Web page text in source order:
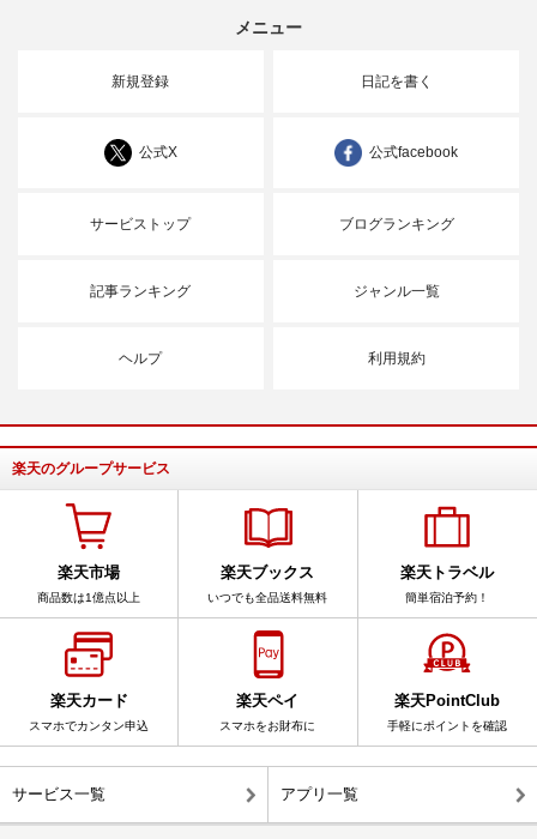
メニュー
新規登録 日記を書く
公式X 公式facebook
サービストップ ブログランキング
記事ランキング ジャンル一覧
ヘルプ 利用規約
楽天のグループサービス
楽天市場
商品数は1億点以上
楽天ブックス
いつでも全品送料無料
楽天トラベル
簡単宿泊予約！
楽天カード
スマホでカンタン申込
楽天ペイ
スマホをお財布に
楽天PointClub
手軽にポイントを確認
サービス一覧 アプリ一覧